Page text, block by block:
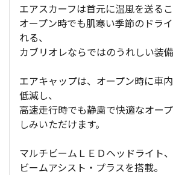
エアスカーフは首元に温風を送るこ
オープン時でも肌寒い季節のドラ
れる、
カブリオレならではのうれしい装備
エアキャップは、オープン時に車
低減し、
高速走行時でも静粛で快適なオー
しみいただけます。
マルチビームＬＥＤヘッドライト
ビームアシスト・プラスを搭載。